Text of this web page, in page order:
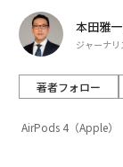
本田雅
ジャーナリ
著者フォロー
AirPods 4（Apple）